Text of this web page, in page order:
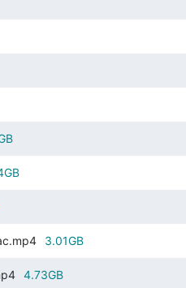
3.01GB
4.73GB